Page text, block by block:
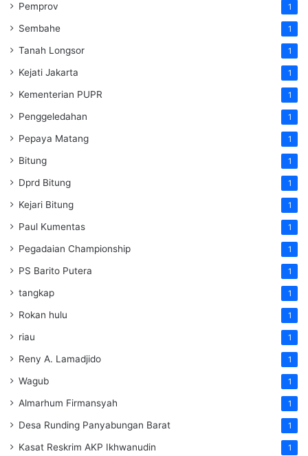
Pemprov 1
Sembahe 1
Tanah Longsor 1
Kejati Jakarta 1
Kementerian PUPR 1
Penggeledahan 1
Pepaya Matang 1
Bitung 1
Dprd Bitung 1
Kejari Bitung 1
Paul Kumentas 1
Pegadaian Championship 1
PS Barito Putera 1
tangkap 1
Rokan hulu 1
riau 1
Reny A. Lamadjido 1
Wagub 1
Almarhum Firmansyah 1
Desa Runding Panyabungan Barat 1
Kasat Reskrim AKP Ikhwanudin 1